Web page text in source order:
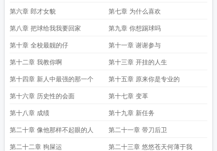
第六章 郎才女貌 第七章 为什么喜欢
第八章 把球给我我要回家 第九章 你想踢球吗
第十章 全校最靓的仔 第十一章 谢谢参与
第十二章 我教你啊 第十三章 开挂的人生
第十四章 新人中最强的那一个 第十五章 原来你是专业的
第十六章 历史性的会面 第十七章 变革
第十八章 成绩 第十九章 新任务
第二十章 像他那样不起眼的人 第二十一章 带刀后卫
第二十二章 狗屎运 第二十三章 悠悠苍天何薄于我